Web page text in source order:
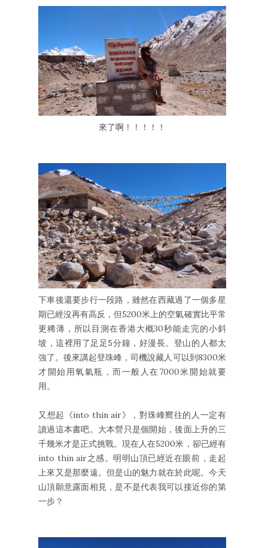
來了啊！！！！！
下車後還要步行一段路，雖然在西藏過了一個多星
期已經沒再有高反，但5200米上的空氣確實比平常
更稀薄，所以目測在香港大概30秒能走完的小斜
坡，這裡用了足足5分鐘，好漫長。登山的人都太
強了。後來講起登珠峰，司機說藏人可以到8300米
才開始用氧氣瓶，而一般人在7000米開始就要
用。
又想起《into thin air》，對珠峰嚮往的人一定有
讀過這本書吧。大本營只是個開始，後面上升的三
千幾米才是正式挑戰。現在人在5200米，卻已經有
into thin air之感。明明山頂已經近在眼前，走起
上來又是那麼遠。但是山的魅力就在於此呢。今天
山頂願意露面相見，是不是代表我可以接近你的第
一步？